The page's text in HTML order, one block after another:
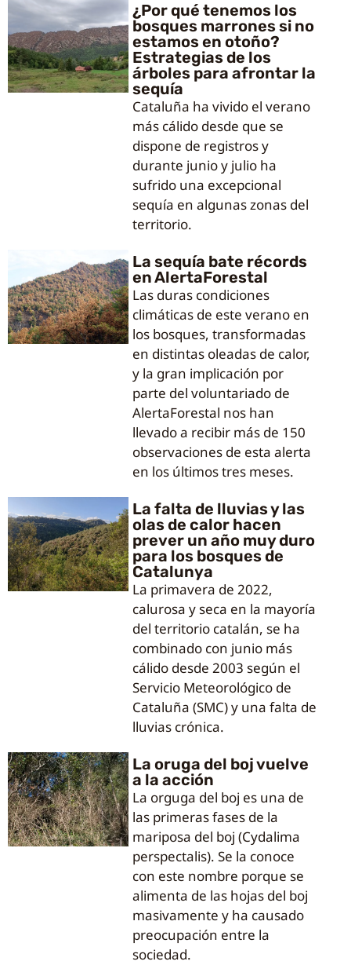
¿Por qué tenemos los
bosques marrones si no
estamos en otoño?
Estrategias de los
árboles para afrontar la
sequía
Cataluña ha vivido el verano
más cálido desde que se
dispone de registros y
durante junio y julio ha
sufrido una excepcional
sequía en algunas zonas del
territorio.
La sequía bate récords
en AlertaForestal
Las duras condiciones
climáticas de este verano en
los bosques, transformadas
en distintas oleadas de calor,
y la gran implicación por
parte del voluntariado de
AlertaForestal nos han
llevado a recibir más de 150
observaciones de esta alerta
en los últimos tres meses.
La falta de lluvias y las
olas de calor hacen
prever un año muy duro
para los bosques de
Catalunya
La primavera de 2022,
calurosa y seca en la mayoría
del territorio catalán, se ha
combinado con junio más
cálido desde 2003 según el
Servicio Meteorológico de
Cataluña (SMC) y una falta de
lluvias crónica.
La oruga del boj vuelve
a la acción
La orguga del boj es una de
las primeras fases de la
mariposa del boj (Cydalima
perspectalis). Se la conoce
con este nombre porque se
alimenta de las hojas del boj
masivamente y ha causado
preocupación entre la
sociedad.